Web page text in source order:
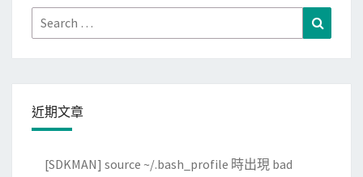
將
M
P
腦
Search
for:
近期文章
[SDKMAN] source ~/.bash_profile 時出現 bad